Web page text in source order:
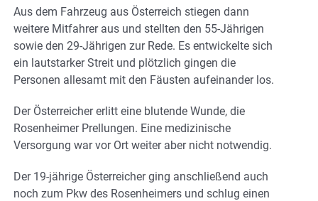
Aus dem Fahrzeug aus Österreich stiegen dann
weitere Mitfahrer aus und stellten den 55-Jährigen
sowie den 29-Jährigen zur Rede. Es entwickelte sich
ein lautstarker Streit und plötzlich gingen die
Personen allesamt mit den Fäusten aufeinander los.
Der Österreicher erlitt eine blutende Wunde, die
Rosenheimer Prellungen. Eine medizinische
Versorgung war vor Ort weiter aber nicht notwendig.
Der 19-jährige Österreicher ging anschließend auch
noch zum Pkw des Rosenheimers und schlug einen